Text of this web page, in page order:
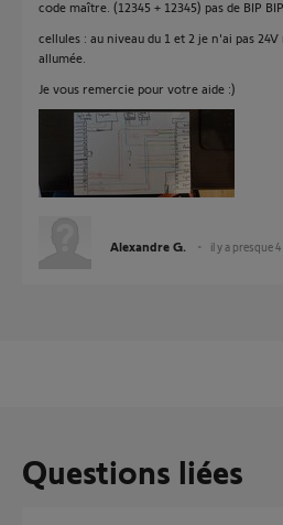
code maître. (12345 + 12345) pas de BIP BIP..
cellules : au niveau du 1 et 2 je n'ai pas
allumée.
Je vous remercie pour votre aide :)
Alexandre G. il y a presque
Questions liées